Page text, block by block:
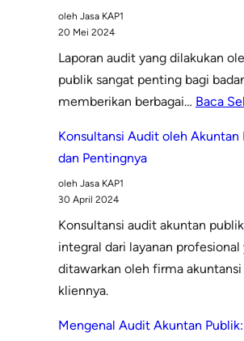
oleh Jasa KAP1
20 Mei 2024
Laporan audit yang dilakukan
publik sangat penting bagi
memberikan berbagai… Baca
Konsultansi Audit oleh Akuntan
dan Pentingnya
oleh Jasa KAP1
30 April 2024
Konsultansi audit akuntan
integral dari layanan profesional
ditawarkan oleh firma
kliennya.
Mengenal Audit Akuntan